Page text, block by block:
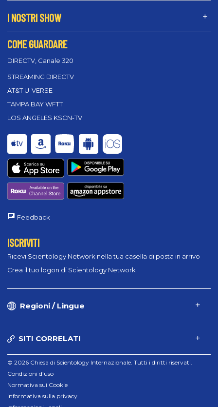
I NOSTRI SHOW
COME GUARDARE
DIRECTV, Canale 320
STREAMING DIRECTV
AT&T U-VERSE
TAMPA BAY WFTT
LOS ANGELES KSCN-TV
Feedback
ISCRIVITI
Ricevi Scientology Network nella tua casella di posta in arrivo
Crea il tuo logon di Scientology Network
Regioni / Lingue
SITI CORRELATI
© 2026 Chiesa di Scientology Internazionale. Tutti i diritti riservati.
Condizioni d’uso
Normativa sui Cookie
Informativa sulla privacy